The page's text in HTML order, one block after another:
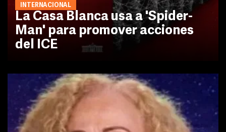
INTERNACIONAL
La Casa Blanca usa a 'Spider-
Man' para promover acciones
del ICE